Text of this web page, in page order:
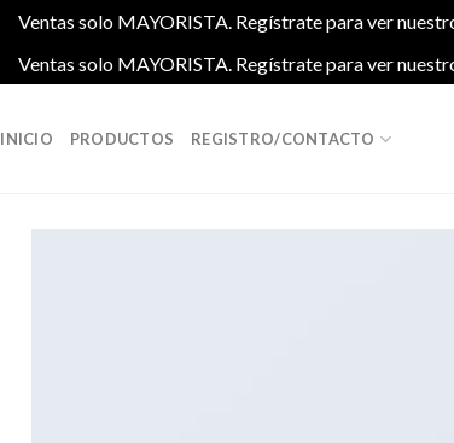
Ventas solo MAYORISTA. Regístrate para ver
Ventas solo MAYORISTA. Regístrate para ver
INICIO PRODUCTOS REGISTRO/CONTACTO